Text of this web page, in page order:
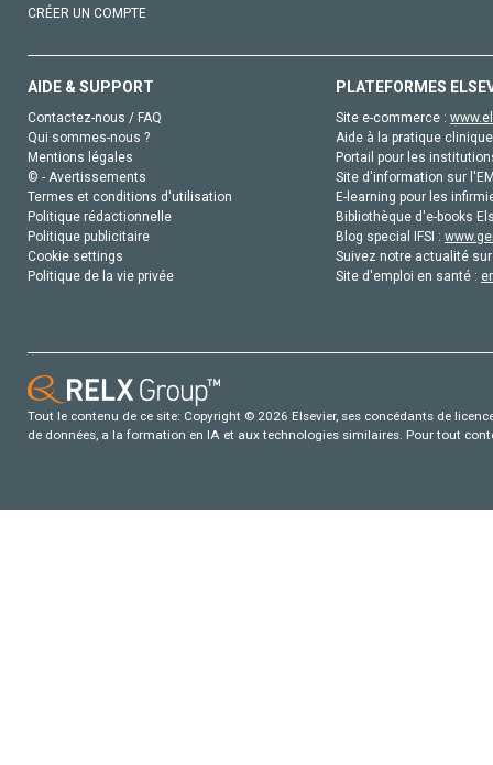
CRÉER UN COMPTE
AIDE & SUPPORT
Contactez-nous / FAQ
Qui sommes-nous ?
Mentions légales
© - Avertissements
Termes et conditions d'utilisation
Politique rédactionnelle
Politique publicitaire
Cookie settings
Politique de la vie privée
PLATEFORMES
Site e-commerce :
Aide à la pratique
Portail pour les
Site d'information sur
E-learning pour les
Bibliothèque d'e-books
Blog special IFSI :
Suivez notre actualité
Site d'emploi en santé :
Tout le contenu de ce site: Copyright © 2026 Elsevier, ses concédants de
de données, a la formation en IA et aux technologies similaires. Pour tout